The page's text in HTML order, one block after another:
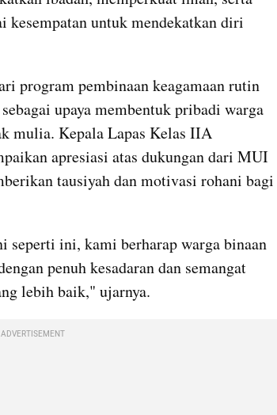
kesempatan untuk mendekatkan diri
program pembinaan keagamaan rutin
upaya membentuk pribadi warga
mulia. Kepala Lapas Kelas IIA
apresiasi atas dukungan dari MUI
tausiyah dan motivasi rohani bagi
seperti ini, kami berharap warga binaan
penuh kesadaran dan semangat
lebih baik," ujarnya.
ADVERTISEMENT